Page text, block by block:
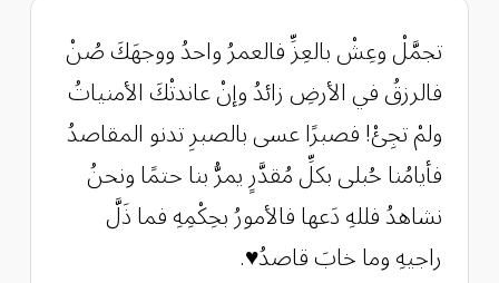
‏تجمَّلْ وعِشْ بالعِزِّ فالعمرُ واحدُ ووجهَكَ صُنْ
فالرزقُ في الأرضِ زائدُ وإنْ عاندتْكَ الأمنياتُ
ولمْ تجِئْ! فصبرًا عسى بالصبرِ تدنو المقاصدُ
فأيامُنا حُبلى بكلِّ مُقدَّرٍ يمرُّ بنا حتمًا ونحنُ
نشاهدُ فللهِ دَعها فالأمورُ بحِكْمِهِ فما ذَلَّ
راجيهِ وما خابَ قاصدُ♥️.